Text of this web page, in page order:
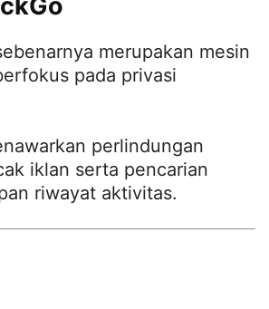
merupakan mesin
pada privasi
perlindungan
iklan serta pencarian
riwayat aktivitas.